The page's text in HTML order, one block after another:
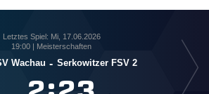
Letztes Spiel: Mi, 17.06.2026
19:00 | Meisterschaften
Wachau - Serkowitzer FSV 2